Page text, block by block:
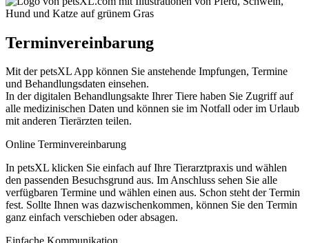
Terminvereinbarung
Mit der petsXL App können Sie anstehende Impfungen, Termine
und Behandlungsdaten einsehen.
In der digitalen Behandlungsakte Ihrer Tiere haben Sie Zugriff auf
alle medizinischen Daten und können sie im Notfall oder im Urlaub
mit anderen Tierärzten teilen.
Online Terminvereinbarung
In petsXL klicken Sie einfach auf Ihre Tierarztpraxis und wählen
den passenden Besuchsgrund aus. Im Anschluss sehen Sie alle
verfügbaren Termine und wählen einen aus. Schon steht der Termin
fest. Sollte Ihnen was dazwischenkommen, können Sie den Termin
ganz einfach verschieben oder absagen.